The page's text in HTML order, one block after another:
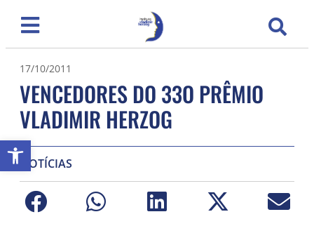
Abrir a barra de ferramentas
17/10/2011
VENCEDORES DO 33O PRÊMIO
VLADIMIR HERZOG
NOTÍCIAS